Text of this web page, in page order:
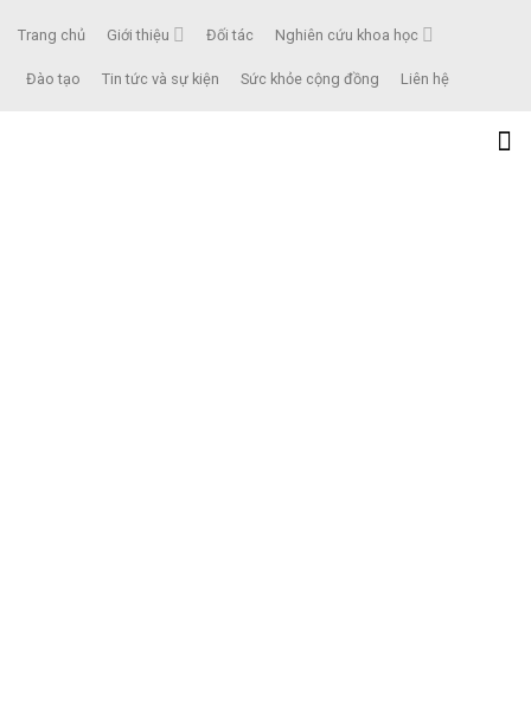
Trang chủ Giới thiệu Đối tác Nghiên cứu khoa học
Đào tạo Tin tức và sự kiện Sức khỏe cộng đồng Liên hệ